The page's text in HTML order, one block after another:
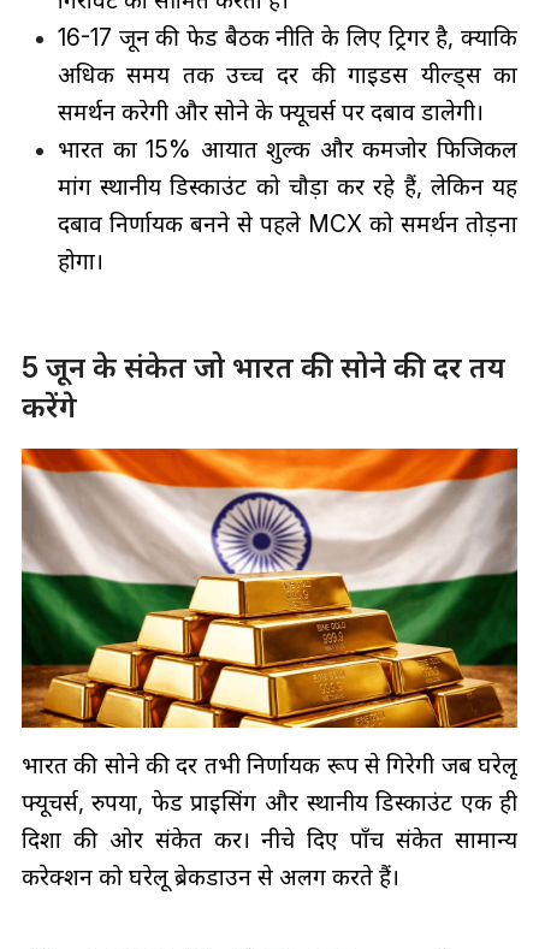
16-17 जून की फेड बैठक नीति के लिए ट्रिगर है, क्योंकि
अधिक समय तक उच्च दर की गाइडेंस यील्ड्स का
समर्थन करेगी और सोने के फ्यूचर्स पर दबाव डालेगी।
भारत का 15% आयात शुल्क और कमजोर फिजिकल
मांग स्थानीय डिस्काउंट को चौड़ा कर रहे हैं, लेकिन यह
दबाव निर्णायक बनने से पहले MCX को समर्थन तोड़ना
होगा।
5 जून के संकेत जो भारत की सोने की दर तय
करेंगे
भारत की सोने की दर तभी निर्णायक रूप से गिरेगी जब घरेलू
फ्यूचर्स, रुपया, फेड प्राइसिंग और स्थानीय डिस्काउंट एक ही
दिशा की ओर संकेत करें। नीचे दिए पाँच संकेत सामान्य
करेक्शन को घरेलू ब्रेकडाउन से अलग करते हैं।